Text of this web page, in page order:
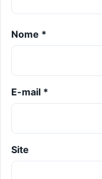
Nome *
E-mail *
Site